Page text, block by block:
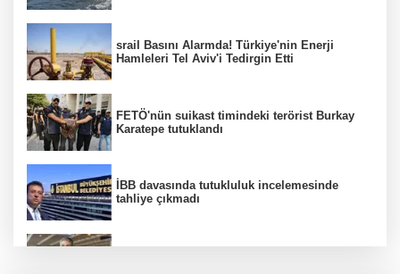
srail Basını Alarmda! Türkiye'nin Enerji
Hamleleri Tel Aviv'i Tedirgin Etti
FETÖ'nün suikast timindeki terörist Burkay
Karatepe tutuklandı
İBB davasında tutukluluk incelemesinde
tahliye çıkmadı